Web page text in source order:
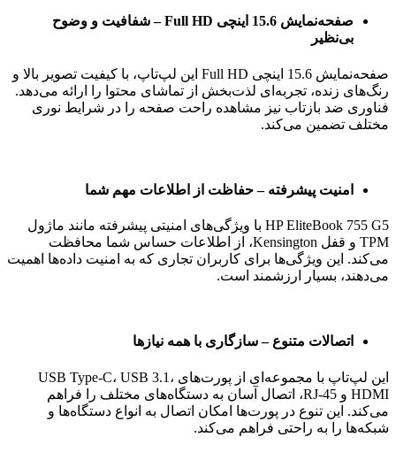
صفحه‌نمایش 15.6 اینچی Full HD – شفافیت و وضوح
بی‌نظیر
صفحه‌نمایش 15.6 اینچی Full HD این لپ‌تاپ، با کیفیت تصویر بالا و
رنگ‌های زنده، تجربه‌ای لذت‌بخش از تماشای محتوا را ارائه می‌دهد.
فناوری ضد بازتاب نیز مشاهده راحت صفحه را در شرایط نوری
مختلف تضمین می‌کند.
امنیت پیشرفته – حفاظت از اطلاعات مهم شما
HP EliteBook 755 G5 با ویژگی‌های امنیتی پیشرفته مانند ماژول
TPM و قفل Kensington، از اطلاعات حساس شما محافظت
می‌کند. این ویژگی‌ها برای کاربران تجاری که به امنیت داده‌ها اهمیت
می‌دهند، بسیار ارزشمند است.
اتصالات متنوع – سازگاری با همه نیازها
این لپ‌تاپ با مجموعه‌ای از پورت‌های USB Type-C، USB 3.1،
HDMI و RJ-45، اتصال آسان به دستگاه‌های مختلف را فراهم
می‌کند. این تنوع در پورت‌ها امکان اتصال به انواع دستگاه‌ها و
شبکه‌ها را به راحتی فراهم می‌کند.